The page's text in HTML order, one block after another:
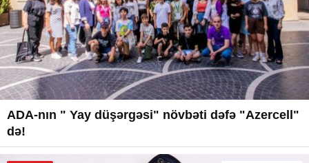
ADA-nın " Yay düşərgəsi" növbəti dəfə "Azercell"
də!